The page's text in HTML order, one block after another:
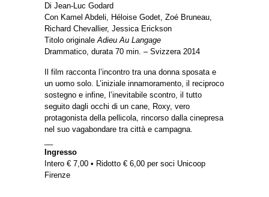
Di Jean-Luc Godard
Con Kamel Abdeli, Héloise Godet, Zoé Bruneau,
Richard Chevallier, Jessica Erickson
Titolo originale Adieu Au Langage
Drammatico, durata 70 min. – Svizzera 2014
Il film racconta l’incontro tra una donna sposata e
un uomo solo. L’iniziale innamoramento, il reciproco
sostegno e infine, l’inevitabile scontro, il tutto
seguito dagli occhi di un cane, Roxy, vero
protagonista della pellicola, rincorso dalla cinepresa
nel suo vagabondare tra città e campagna.
Ingresso
Intero € 7,00 • Ridotto € 6,00 per soci Unicoop
Firenze